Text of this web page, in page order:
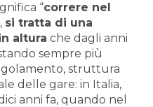
“correre nel
si tratta di una
altura che dagli anni
sempre più
struttura
delle gare: in Italia,
anni fa, quando nel